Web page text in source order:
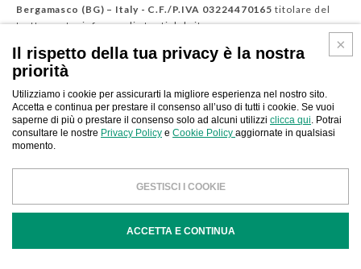
Bergamasco (BG) – Italy - C.F./P.IVA 03224470165 titolare del
trattamento, informa gli utenti del sito
utilizza cookie o altri elementi traccianti.
Questi possono essere installati sul suo terminale in base alle
opzioni e alle scelte che ha compiuto o che può esprimere in
qualsiasi momento in conformità con la presente politica.
Berizzi srlha definito questa politica per fornirle informazioni e
assicurarle la trasparenza, informandola su:
l'origine e la finalità delle informazioni trattate
quando naviga nei siti;
i tuoi diritti in relazione ai cookie e agli altri
elementi traccianti utilizzati da
Il rispetto della tua privacy è la nostra
priorità
Utilizziamo i cookie per assicurarti la migliore esperienza nel nostro sito.
Accetta e continua per prestare il consenso all’uso di tutti i cookie. Se vuoi
saperne di più o prestare il consenso solo ad alcuni utilizzi clicca qui. Potrai
consultare le nostre Privacy Policy e Cookie Policy aggiornate in qualsiasi
momento.
GESTISCI I COOKIE
ACCETTA E CONTINUA